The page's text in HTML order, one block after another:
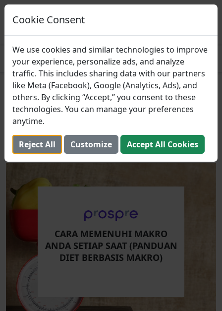
Prospre: Perencana
Makanan
Paket makan berdasarkan makro
4.8
Cara Memenuhi Makro Anda
Setiap Saat (Panduan Diet
Berbasis Makro)
25 Juni 2021 (Diperbarui: 2 Agustus 2025)
CARA MEMENUHI MAKRO
ANDA SETIAP SAAT (PANDUAN
DIET BERBASIS MAKRO)
Cookie Consent
We use cookies and similar technologies to improve
your experience, personalize ads, and analyze
traffic. This includes sharing data with our partners
like Meta (Facebook), Google (Analytics, Ads), and
others. By clicking “Accept,” you consent to these
technologies. You can manage your preferences
anytime.
Reject All Customize Accept All Cookies